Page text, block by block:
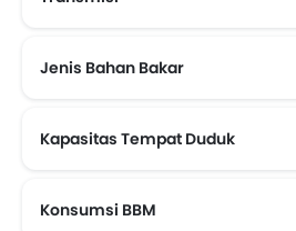
Jenis Bahan Bakar
Kapasitas Tempat Duduk
Konsumsi BBM